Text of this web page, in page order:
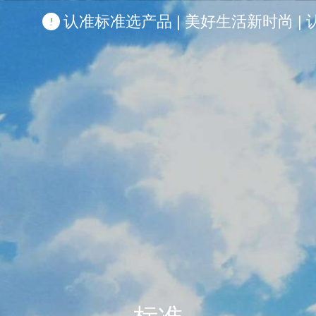
认准标准选产品 | 美好生活新时尚 |